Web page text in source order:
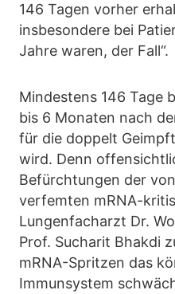
146 Tagen vorher
insbesondere bei
Jahre waren, der Fall“.
Mindestens 146 Tage
bis 6 Monaten nach
für die doppelt
wird. Denn
Befürchtungen der
verfemten mRNA-
Lungenfacharzt Dr.
Prof. Sucharit Bhakdi
mRNA-Spritzen das
Immunsystem